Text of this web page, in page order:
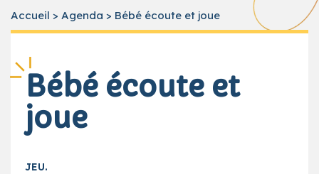
Accueil > Agenda > Bébé écoute et joue
Bébé écoute et
joue
JEU.